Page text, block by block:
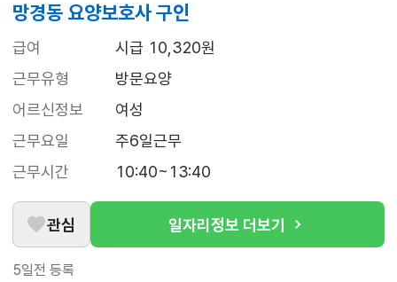
망경동 요양보호사 구인
급여
시급 10,320원
근무유형
방문요양
어르신정보
여성
근무요일
주6일근무
근무시간
10:40~13:40
관심 일자리정보 더보기
5일전 등록